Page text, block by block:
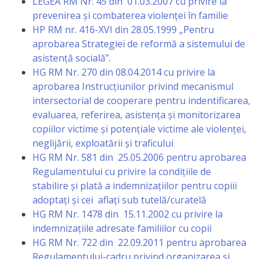
Proiecte
Rapoarte
de
activitate
Transparență
Achiziții
publice
Invitații
de
prevenirea şi combaterea violenţei în familie
HP RM nr. 416-XVI din 28.05.1999 „Pentru
aprobarea Strategiei de reformă a sistemului de
asistenţă socială”.
HG RM Nr. 270 din 08.04.2014 cu privire la
aprobarea Instrucţiunilor privind mecanismul
intersectorial de cooperare pentru indentificarea,
evaluarea, referirea, asistenţa şi monitorizarea
copiilor victime şi potenţiale victime ale violenţei,
neglijării, exploatării şi traficului
HG RM Nr. 581 din 25.05.2006 pentru aprobarea
Regulamentului cu privire la condiţiile de
stabilire şi plată a indemnizaţiilor pentru copiii
adoptaţi şi cei aflaţi sub tutelă/curatelă
HG RM Nr. 1478 din 15.11.2002 cu privire la
indemnizaţiile adresate familiilor cu copii
HG RM Nr. 722 din 22.09.2011 pentru aprobarea